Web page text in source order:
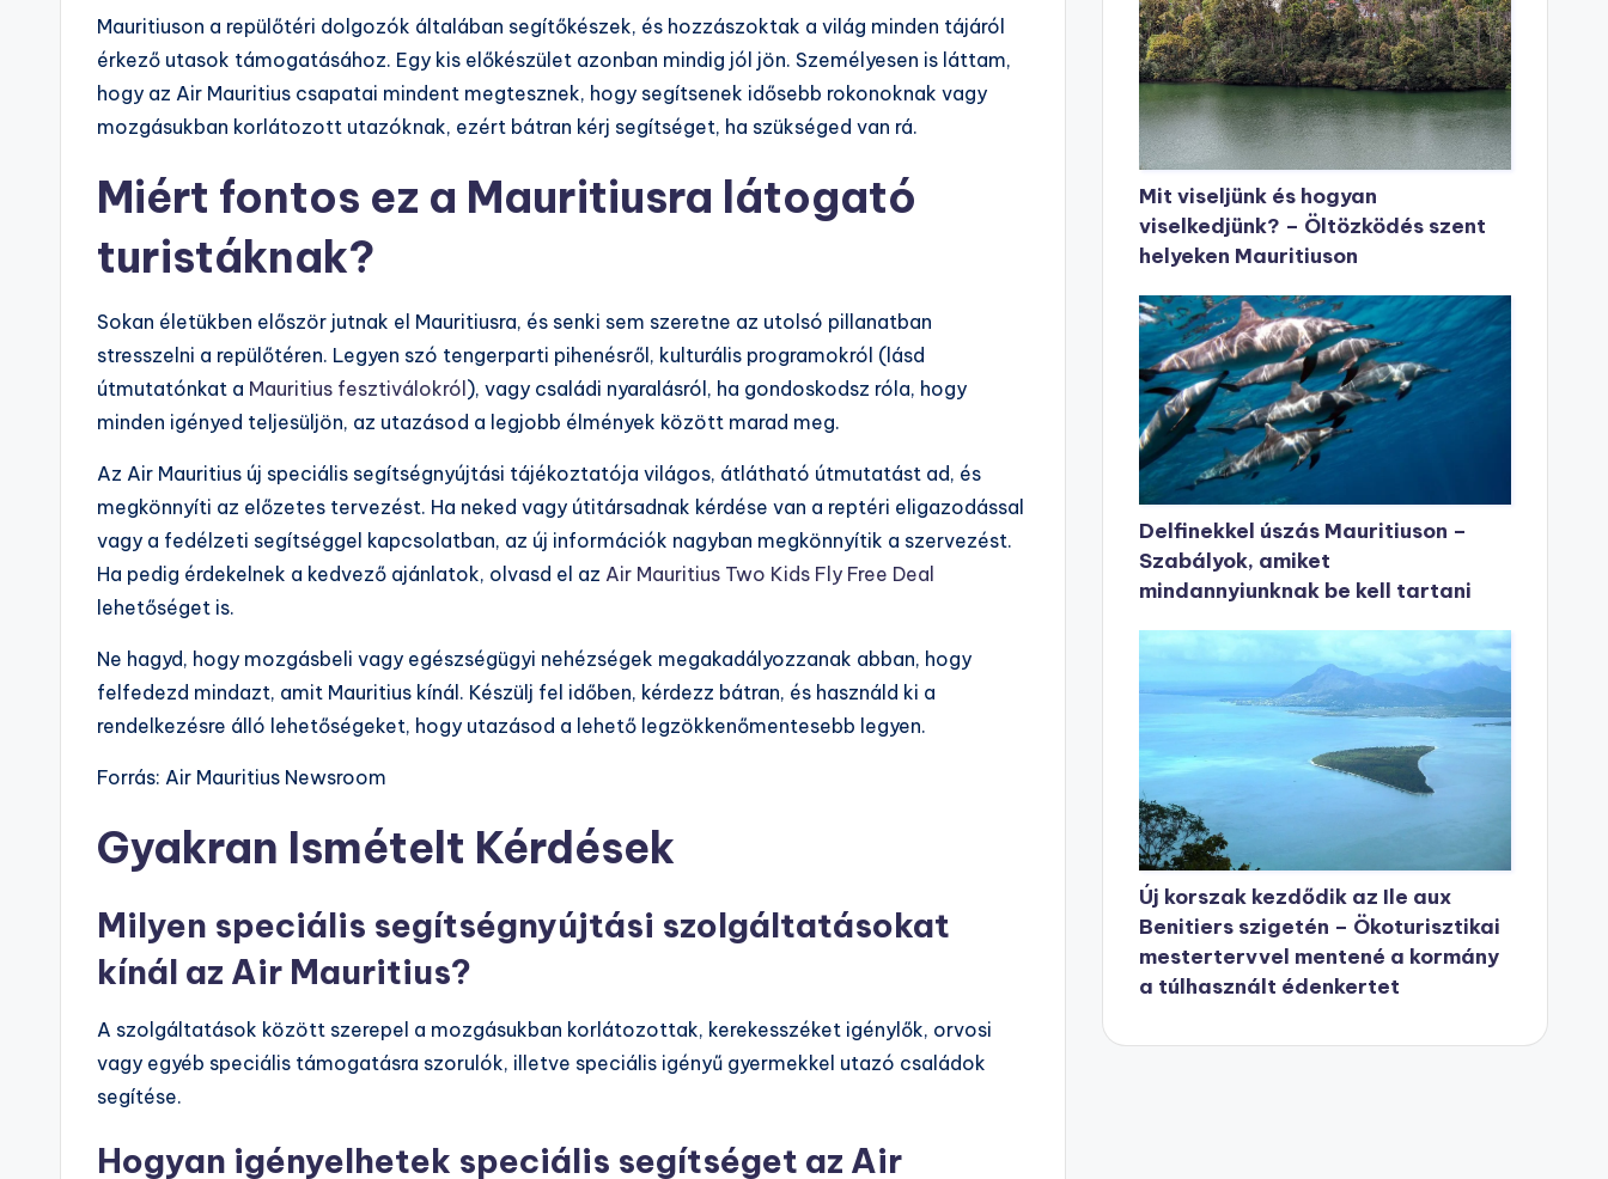
Mauritiuson a repülőtéri dolgozók általában segítőkészek, és hozzászoktak a világ minden tájáról
érkező utasok támogatásához. Egy kis előkészület azonban mindig jól jön. Személyesen is láttam,
hogy az Air Mauritius csapatai mindent megtesznek, hogy segítsenek idősebb rokonoknak vagy
mozgásukban korlátozott utazóknak, ezért bátran kérj segítséget, ha szükséged van rá.
Miért fontos ez a Mauritiusra látogató
turistáknak?
Sokan életükben először jutnak el Mauritiusra, és senki sem szeretne az utolsó pillanatban
stresszelni a repülőtéren. Legyen szó tengerparti pihenésről, kulturális programokról (lásd
útmutatónkat a Mauritius fesztiválokról ), vagy családi nyaralásról, ha gondoskodsz róla, hogy
minden igényed teljesüljön, az utazásod a legjobb élmények között marad meg.
Az Air Mauritius új speciális segítségnyújtási tájékoztatója világos, átlátható útmutatást ad, és
megkönnyíti az előzetes tervezést. Ha neked vagy útitársadnak kérdése van a reptéri eligazodással
vagy a fedélzeti segítséggel kapcsolatban, az új információk nagyban megkönnyítik a szervezést.
Ha pedig érdekelnek a kedvező ajánlatok, olvasd el az Air Mauritius Two Kids Fly Free Deal
lehetőséget is.
Ne hagyd, hogy mozgásbeli vagy egészségügyi nehézségek megakadályozzanak abban, hogy
felfedezd mindazt, amit Mauritius kínál. Készülj fel időben, kérdezz bátran, és használd ki a
rendelkezésre álló lehetőségeket, hogy utazásod a lehető legzökkenőmentesebb legyen.
Forrás: Air Mauritius Newsroom
Gyakran Ismételt Kérdések
Milyen speciális segítségnyújtási szolgáltatásokat
kínál az Air Mauritius?
A szolgáltatások között szerepel a mozgásukban korlátozottak, kerekesszéket igénylők, orvosi
vagy egyéb speciális támogatásra szorulók, illetve speciális igényű gyermekkel utazó családok
segítése.
Hogyan igényelhetek speciális segítséget az Air
Mit viseljünk és hogyan
viselkedjünk? – Öltözködés szent
helyeken Mauritiuson
Delfinekkel úszás Mauritiuson –
Szabályok, amiket
mindannyiunknak be kell tartani
Új korszak kezdődik az Ile aux
Benitiers szigetén – Ökoturisztikai
mestertervvel mentené a kormány
a túlhasznált édenkertet